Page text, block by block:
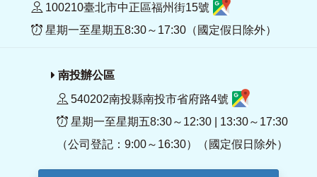
100210臺北市中正區福州街15號
星期一至星期五8:30～17:30（國定假日除外）
南投辦公區
540202南投縣南投市省府路4號
星期一至星期五8:30～12:30 | 13:30～17:30
（公司登記：9:00～16:30）（國定假日除外）